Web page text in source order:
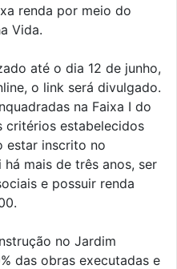
renda por meio do
Vida.
até o dia 12 de junho,
o link será divulgado.
na Faixa I do
critérios estabelecidos
estar inscrito no
mais de três anos, ser
e possuir renda
no Jardim
das obras executadas e